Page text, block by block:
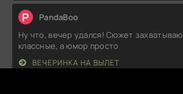
P PandaBoo
Ну что, вечер удался! Сюжет
классные, а юмор просто
ВЕЧЕРИНКА НА ВЫЛЕТ